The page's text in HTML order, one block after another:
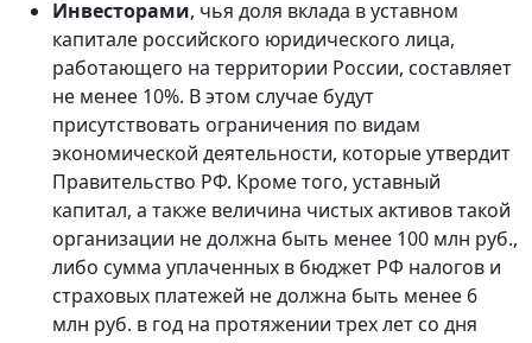
Инвесторами, чья доля вклада в уставном
капитале российского юридического лица,
работающего на территории России, составляет
не менее 10%. В этом случае будут
присутствовать ограничения по видам
экономической деятельности, которые утвердит
Правительство РФ. Кроме того, уставный
капитал, а также величина чистых активов такой
организации не должна быть менее 100 млн руб.,
либо сумма уплаченных в бюджет РФ налогов и
страховых платежей не должна быть менее 6
млн руб. в год на протяжении трех лет со дня